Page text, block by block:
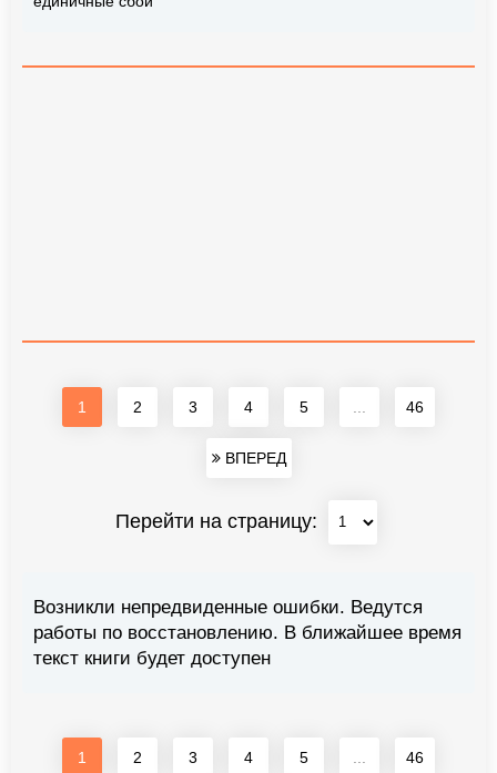
1 2 3 4 5 46
ВПЕРЕД
Перейти на страницу:
Возникли непредвиденные ошибки. Ведутся
работы по восстановлению. В ближайшее время
текст книги будет доступен
1 2 3 4 5 46